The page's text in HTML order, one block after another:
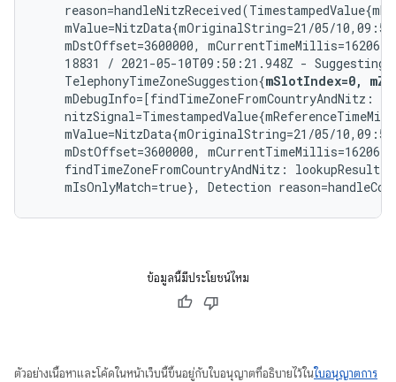
mValue=NitzData{mOriginalString=21/05/
mDstOffset=3600000,
18831 / 2021-05-10T09:50:21.948Z - Suggesting
    TelephonyTimeZoneSuggestion{
mSlotIndex=0,
mDebugInfo=[findTimeZoneFromCountryAndNitz:
mValue=NitzData{mOriginalString=21/05/
mDstOffset=3600000,
findTimeZoneFromCountryAndNitz:
mIsOnlyMatch=true}, Detection
ข้อมูลนี้มีประโยชน์ไหม
ตัวอย่างเนื้อหาและโค้ดในหน้าเว็บนี้ขึ้นอยู่กับใบอนุญาตที่อธิบายไว้ในใบอนุญาตการ